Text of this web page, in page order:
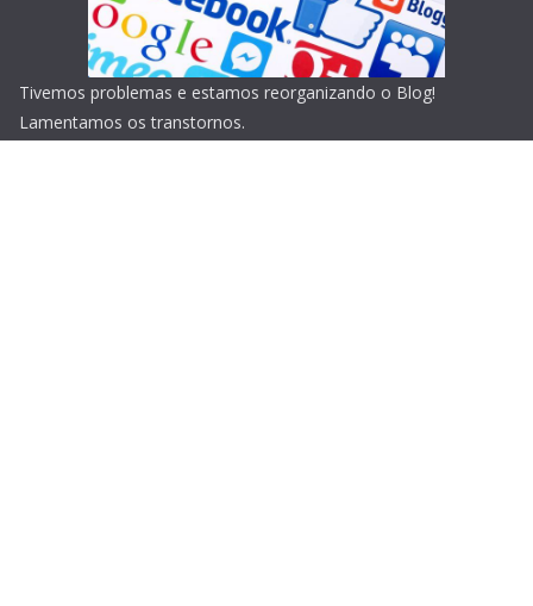
Tivemos problemas e estamos reorganizando o Blog!
Lamentamos os transtornos.